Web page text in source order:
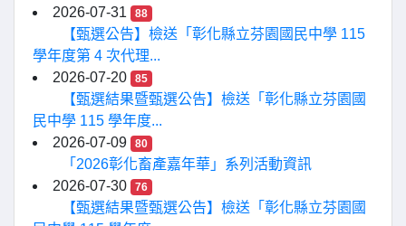
2026-07-31 88
【甄選公告】檢送「彰化縣立芬園國民中學 115
學年度第 4 次代理...
2026-07-20
85
【甄選結果暨甄選公告】檢送「彰化縣立芬園國
民中學 115 學年度...
2026-07-09
80
「2026彰化畜產嘉年華」系列活動資訊
2026-07-30
76
【甄選結果暨甄選公告】檢送「彰化縣立芬園國